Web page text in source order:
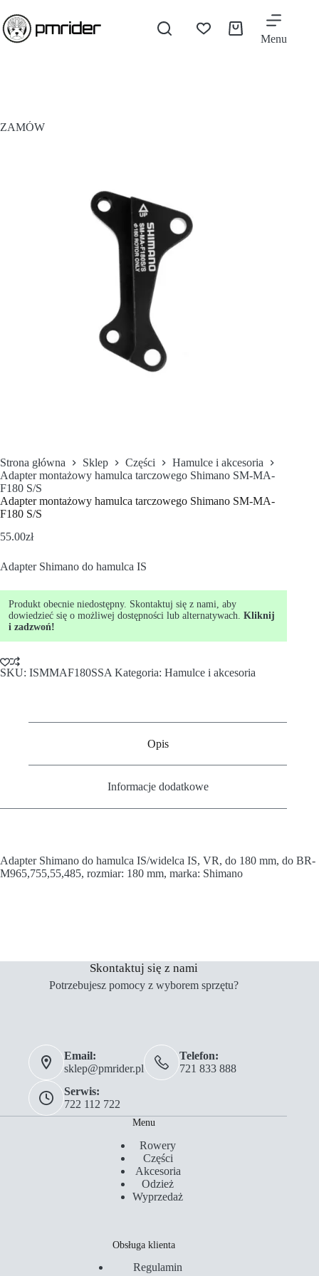
Menu
ZAMÓW
Strona główna Sklep Części
Hamulce i akcesoria
Adapter montażowy hamulca tarczowego Shimano SM-MA-
F180 S/S
Adapter montażowy hamulca tarczowego Shimano SM-MA-
F180 S/S
55.00zł
Adapter Shimano do hamulca IS
Produkt obecnie niedostępny. Skontaktuj się z nami, aby
dowiedzieć się o możliwej dostępności lub alternatywach. Kliknij
i zadzwoń!
SKU: ISMMAF180SSA Kategoria: Hamulce i akcesoria
Opis
Informacje dodatkowe
Adapter Shimano do hamulca IS/widelca IS, VR, do 180 mm, do BR-
M965,755,55,485, rozmiar: 180 mm, marka: Shimano
Skontaktuj się z nami
Potrzebujesz pomocy z wyborem sprzętu?
Email:
sklep@pmrider.pl
Telefon:
721 833 888
Serwis:
722 112 722
Menu
Rowery
Części
Akcesoria
Odzież
Wyprzedaż
Obsługa klienta
Regulamin